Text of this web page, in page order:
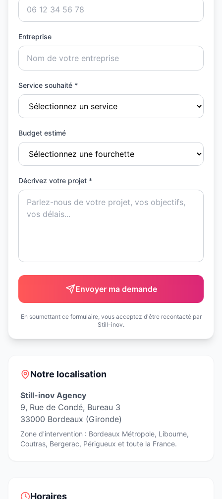
Entreprise
Service souhaité *
Budget estimé
Décrivez votre projet *
Envoyer ma demande
En soumettant ce formulaire, vous acceptez d'être recontacté par
Still-inov.
Notre localisation
Still-inov Agency
9, Rue de Condé, Bureau 3
33000 Bordeaux (Gironde)
Zone d'intervention : Bordeaux Métropole, Libourne,
Coutras, Bergerac, Périgueux et toute la France.
Horaires